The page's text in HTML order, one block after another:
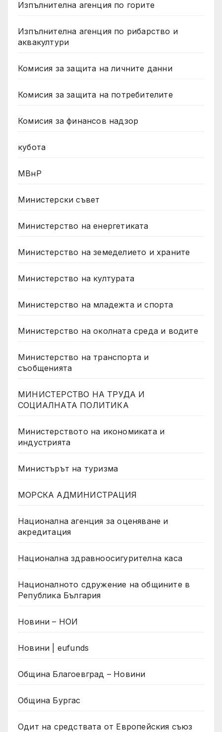
Изпълнителна агенция по горите
Изпълнителна агенция по рибарство и
аквакултури
Комисия за защита на личните данни
Комисия за защита на потребителите
Комисия за финансов надзор
кубота
МВнР
Министерски съвет
Министерство на енергетиката
Министерство на земеделието и храните
Министерство на културата
Министерство на младежта и спорта
Министерство на околната среда и водите
Министерство на транспорта и
съобщенията
МИНИСТЕРСТВО НА ТРУДА И
СОЦИАЛНАТА ПОЛИТИКА
Министерството на икономиката и
индустрията
Министърът на туризма
МОРСКА АДМИНИСТРАЦИЯ
Национална агенция за оценяване и
акредитация
Национална здравноосигурителна каса
Националното сдружение на общините в
Република България
Новини – НОИ
Новини | eufunds
Община Благоевград – Новини
Община Бургас
Одит на средствата от Европейския съюз